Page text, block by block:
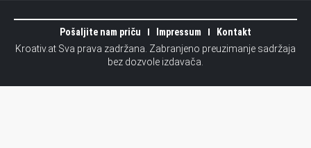
Pošaljite nam priču Impressum
Kontakt
Kroativ.at Sva prava zadržana. Zabranjeno preuzimanje sadržaja
bez dozvole izdavača.